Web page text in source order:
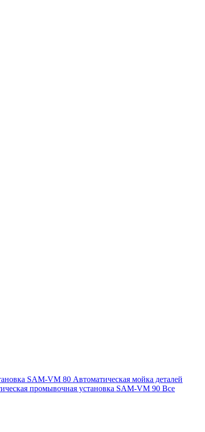
SAM-VM 80 Автоматическая мойка деталей
промывочная установка SAM-VM 90 Все